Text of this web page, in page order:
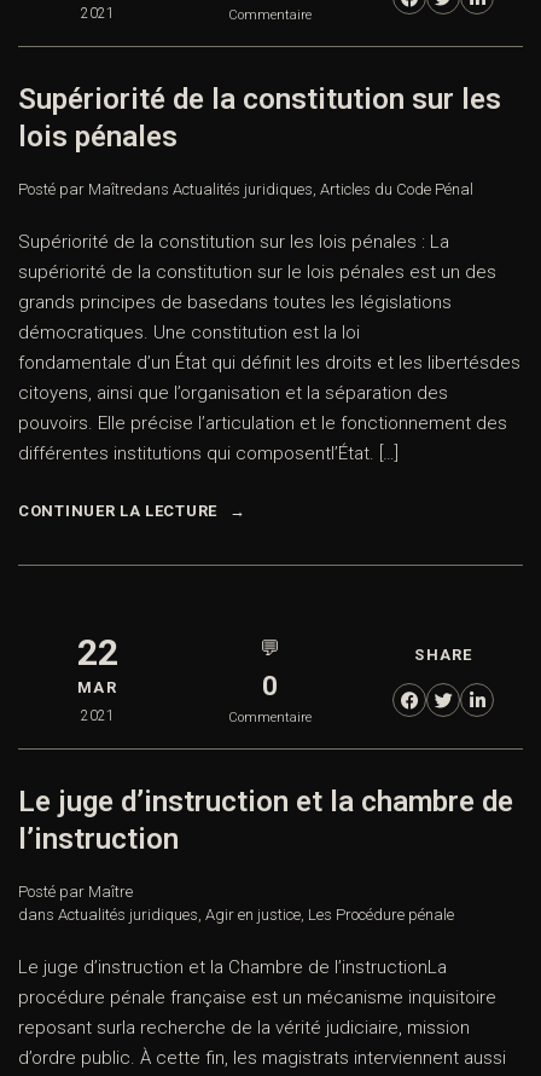
2021 Commentaire
Supériorité de la constitution sur les
lois pénales
Posté par Maîtredans Actualités juridiques, Articles du Code Pénal
Supériorité de la constitution sur les lois pénales : La
supériorité de la constitution sur le lois pénales est un des
grands principes de basedans toutes les législations
démocratiques. Une constitution est la loi
fondamentale d’un État qui définit les droits et les libertésdes
citoyens, ainsi que l’organisation et la séparation des
pouvoirs. Elle précise l’articulation et le fonctionnement des
différentes institutions qui composentl’État. […]
CONTINUER LA LECTURE
22
MAR
2021
💬
0
Commentaire
SHARE
Le juge d’instruction et la chambre de
l’instruction
Posté par Maître
dans Actualités juridiques, Agir en justice, Les Procédure pénale
Le juge d’instruction et la Chambre de l’instructionLa
procédure pénale française est un mécanisme inquisitoire
reposant surla recherche de la vérité judiciaire, mission
d’ordre public. À cette fin, les magistrats interviennent aussi